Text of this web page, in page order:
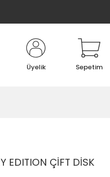
Üyelik Sepetim
EDITION ÇİFT DİSK